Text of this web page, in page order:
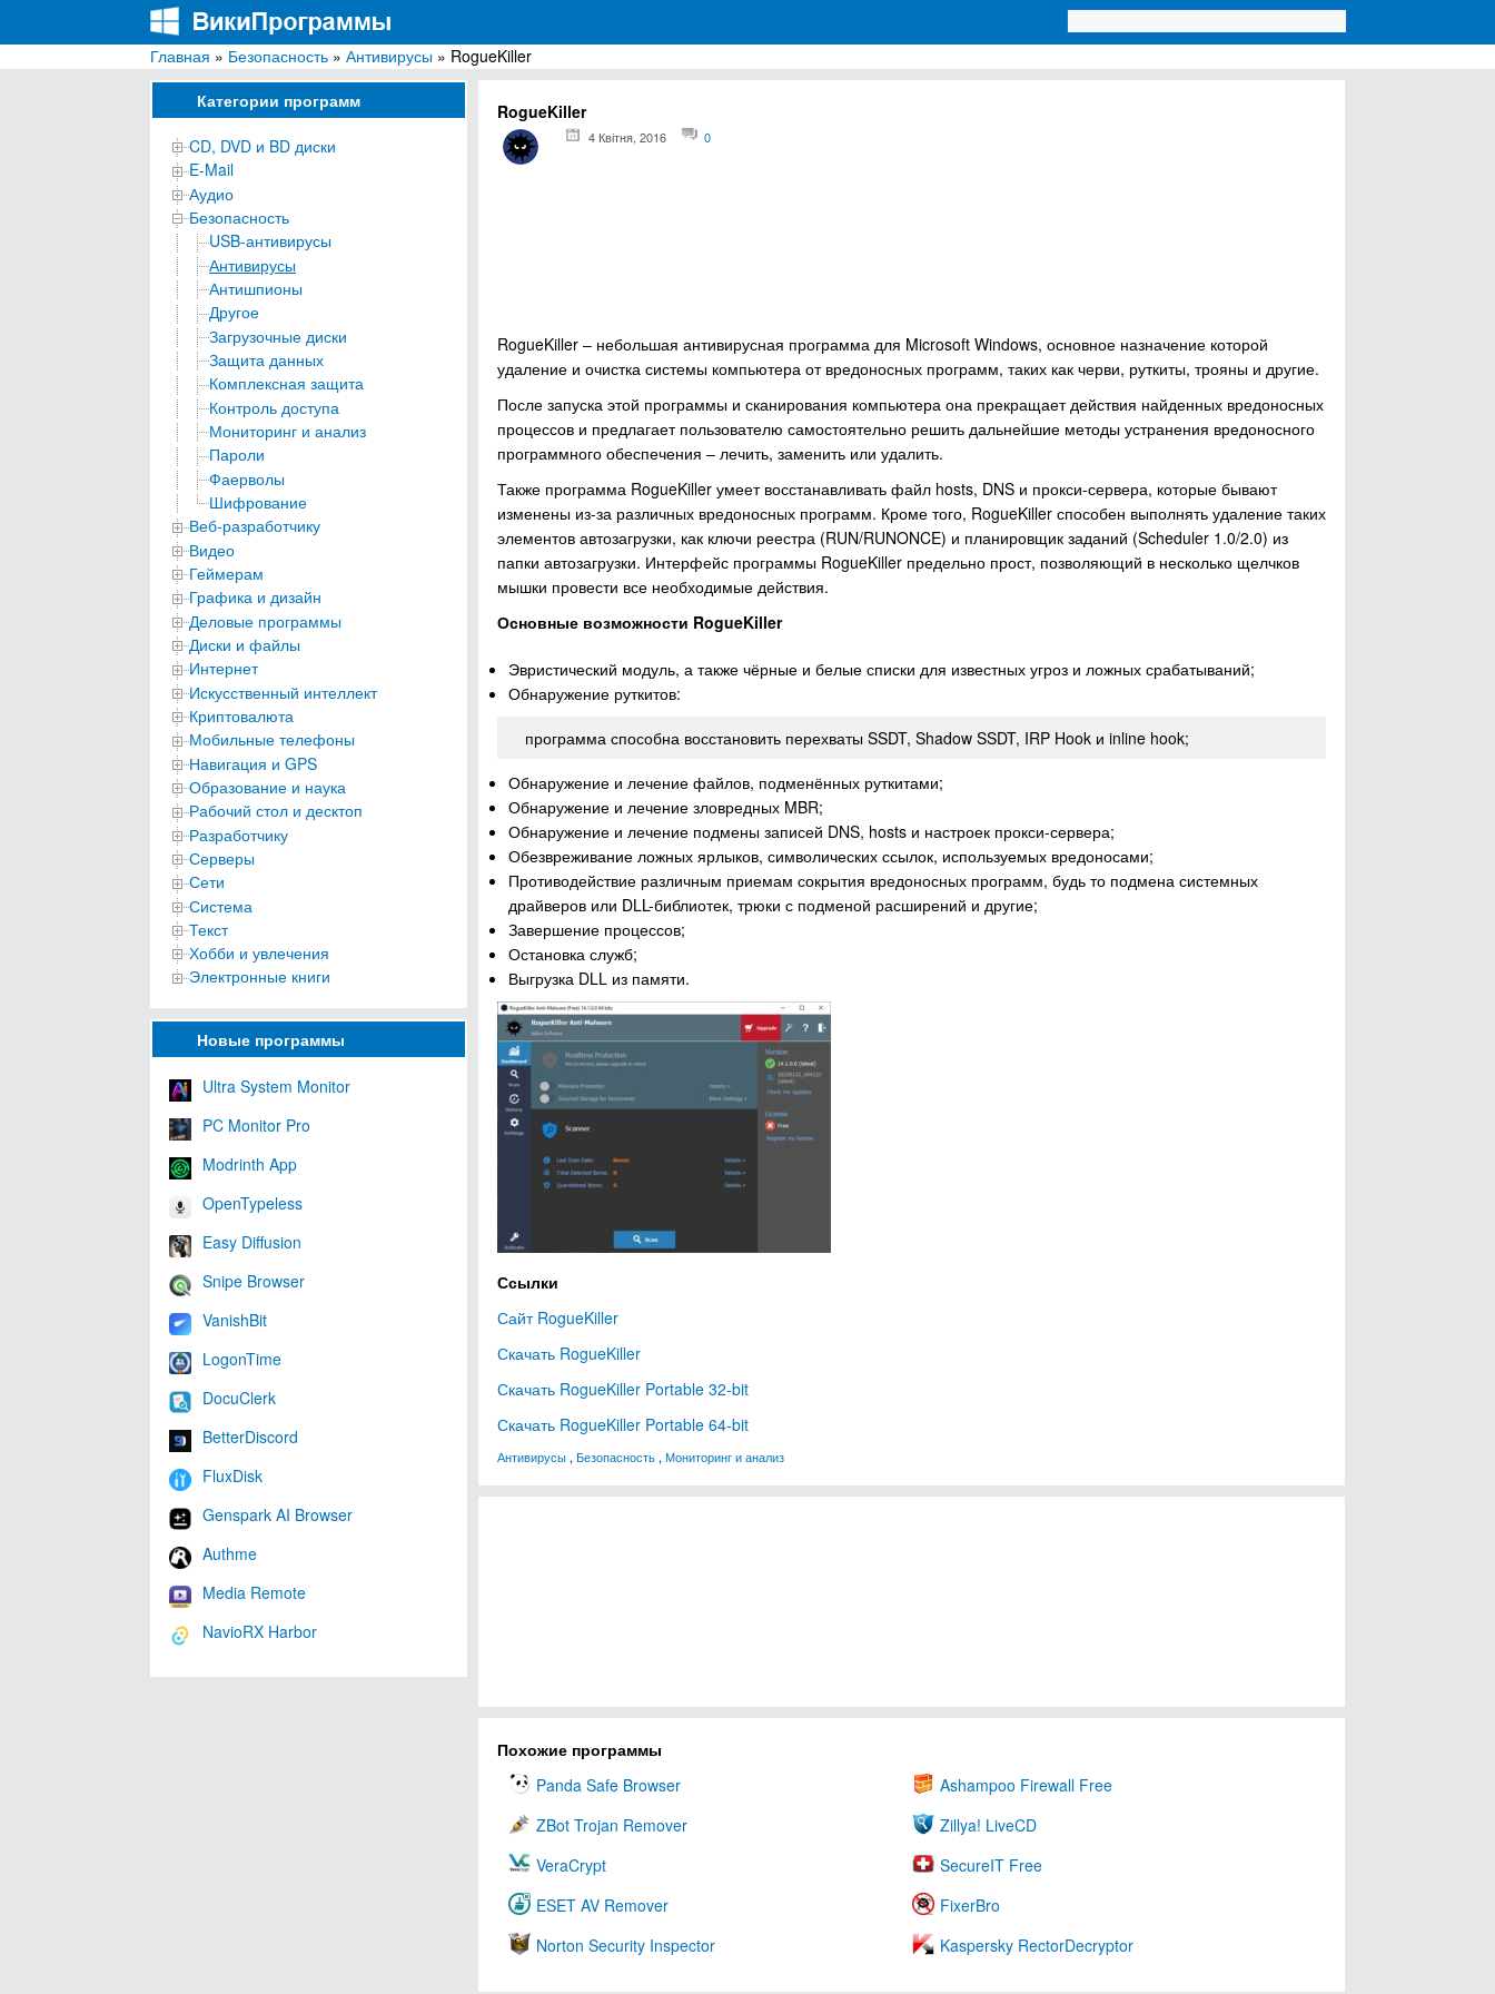
ВикиПрограммы
Энциклопедия бесплатных компьютерных программ для Windows
Главная » Безопасность » Антивирусы » RogueKiller
Категории программ
CD, DVD и BD диски
E-Mail
Аудио
Безопасность
USB-антивирусы
Антивирусы
Антишпионы
Другое
Загрузочные диски
Защита данных
Комплексная защита
Контроль доступа
Мониторинг и анализ
Пароли
Фаерволы
Шифрование
Веб-разработчику
Видео
Геймерам
Графика и дизайн
Деловые программы
Диски и файлы
Интернет
Искусственный интеллект
Криптовалюта
Мобильные телефоны
Навигация и GPS
Образование и наука
Рабочий стол и десктоп
Разработчику
Серверы
Сети
Система
Текст
Хобби и увлечения
Электронные книги
Новые программы
Ultra System Monitor
PC Monitor Pro
Modrinth App
OpenTypeless
Easy Diffusion
Snipe Browser
VanishBit
LogonTime
DocuClerk
BetterDiscord
FluxDisk
Genspark AI Browser
Authme
Media Remote
NavioRX Harbor
RogueKiller
4 Квітня, 2016 0
RogueKiller – небольшая антивирусная программа для Microsoft Windows, основное назначение которой
удаление и очистка системы компьютера от вредоносных программ, таких как черви, руткиты, трояны и другие.
После запуска этой программы и сканирования компьютера она прекращает действия найденных вредоносных
процессов и предлагает пользователю самостоятельно решить дальнейшие методы устранения вредоносного
программного обеспечения – лечить, заменить или удалить.
Также программа RogueKiller умеет восстанавливать файл hosts, DNS и прокси-сервера, которые бывают
изменены из-за различных вредоносных программ. Кроме того, RogueKiller способен выполнять удаление таких
элементов автозагрузки, как ключи реестра (RUN/RUNONCE) и планировщик заданий (Scheduler 1.0/2.0) из
папки автозагрузки. Интерфейс программы RogueKiller предельно прост, позволяющий в несколько щелчков
мышки провести все необходимые действия.
Основные возможности RogueKiller
Эвристический модуль, а также чёрные и белые списки для известных угроз и ложных срабатываний;
Обнаружение руткитов:
программа способна восстановить перехваты SSDT, Shadow SSDT, IRP Hook и inline hook;
Обнаружение и лечение файлов, подменённых руткитами;
Обнаружение и лечение зловредных MBR;
Обнаружение и лечение подмены записей DNS, hosts и настроек прокси-сервера;
Обезвреживание ложных ярлыков, символических ссылок, используемых вредоносами;
Противодействие различным приемам сокрытия вредоносных программ, будь то подмена системных
драйверов или DLL-библиотек, трюки с подменой расширений и другие;
Завершение процессов;
Остановка служб;
Выгрузка DLL из памяти.
Ссылки
Сайт RogueKiller
Скачать RogueKiller
Скачать RogueKiller Portable 32-bit
Скачать RogueKiller Portable 64-bit
Антивирусы , Безопасность , Мониторинг и анализ
Похожие программы
Panda Safe Browser
Ashampoo Firewall Free
ZBot Trojan Remover
Zillya! LiveCD
VeraCrypt
SecureIT Free
ESET AV Remover
FixerBro
Norton Security Inspector
Kaspersky RectorDecryptor